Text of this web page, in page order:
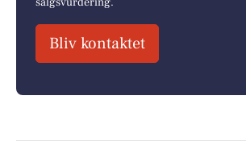
Bliv kontaktet